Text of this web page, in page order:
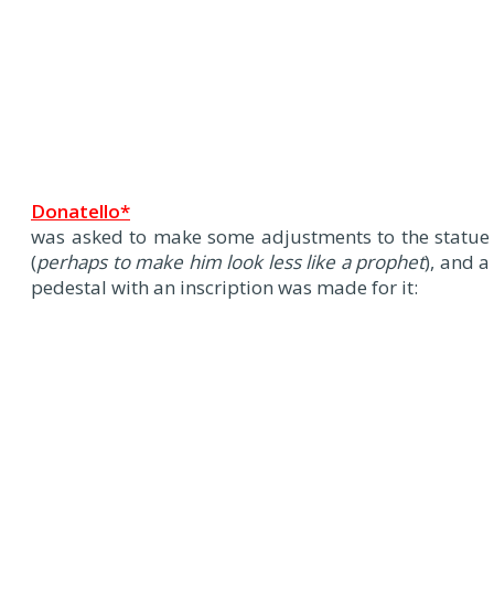
Donatello*
was asked to make some adjustments to the statue
(perhaps to make him look less like a prophet), and a
pedestal with an inscription was made for it: